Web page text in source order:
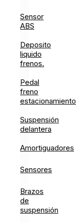
Sensor
ABS
Deposito
liquido
frenos.
Pedal
freno
estacionamiento
Suspensión
delantera
Amortiguadores
Sensores
Brazos
de
suspensión